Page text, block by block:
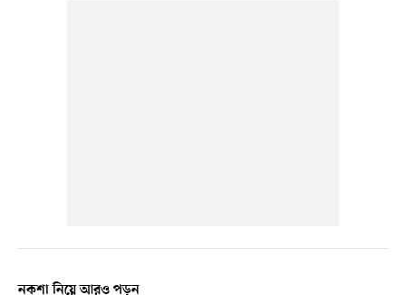
নকশা নিয়ে আরও পড়ুন